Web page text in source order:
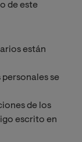
de este
están
se
de los
escrito en